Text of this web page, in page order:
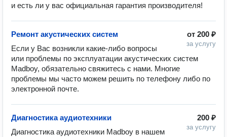
и есть ли у вас официальная гарантия производителя!
от 200 ₽
за услугу
Ремонт акустических систем
Если у Вас возникли какие-либо вопросы
или проблемы по эксплуатации акустических систем
Madboy, обязательно свяжитесь с нами. Многие
проблемы мы часто можем решить по телефону либо по
электронной почте.
200 ₽
за услугу
Диагностика аудиотехники
Диагностика аудиотехники Madboy в нашем